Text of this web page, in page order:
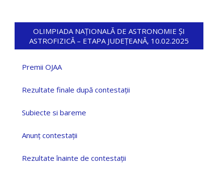
OLIMPIADA NAȚIONALĂ DE ASTRONOMIE ȘI
ASTROFIZICĂ – ETAPA JUDEȚEANĂ, 10.02.2025
Premii OJAA
Rezultate finale după contestații
Subiecte si bareme
Anunț contestații
Rezultate înainte de contestații